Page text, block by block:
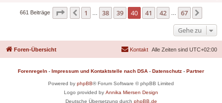
661 Beiträge Seite 40 von67
Vorherige
1 38 39 40 41 42 67
Gehe zu
Foren-Übersicht Alle Zeiten sind UTC+02:00
Kontakt
Forenregeln - Impressum und Kontaktstelle nach DSA - Datenschutz - Partner
Powered by phpBB® Forum Software © phpBB Limited
Logo provided by Annika Miersen Design
Deutsche Übersetzung durch phpBB.de